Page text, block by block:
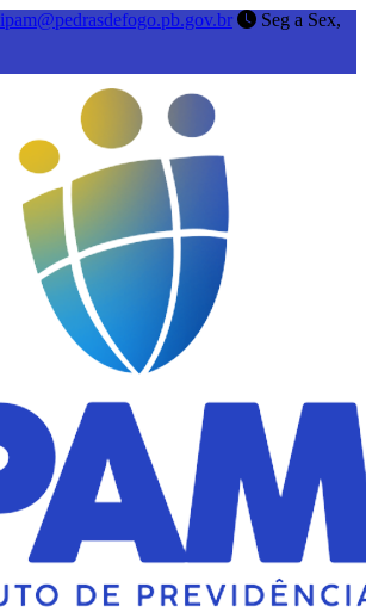
ipam@pedrasdefogo.pb.gov.br
Seg a Sex,